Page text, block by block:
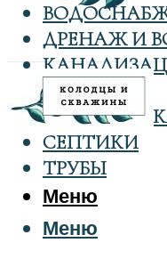
ДРЕНАЖ И
КОЛОДЦЫ
СЕПТИКИ
ТРУБЫ
Меню
Меню